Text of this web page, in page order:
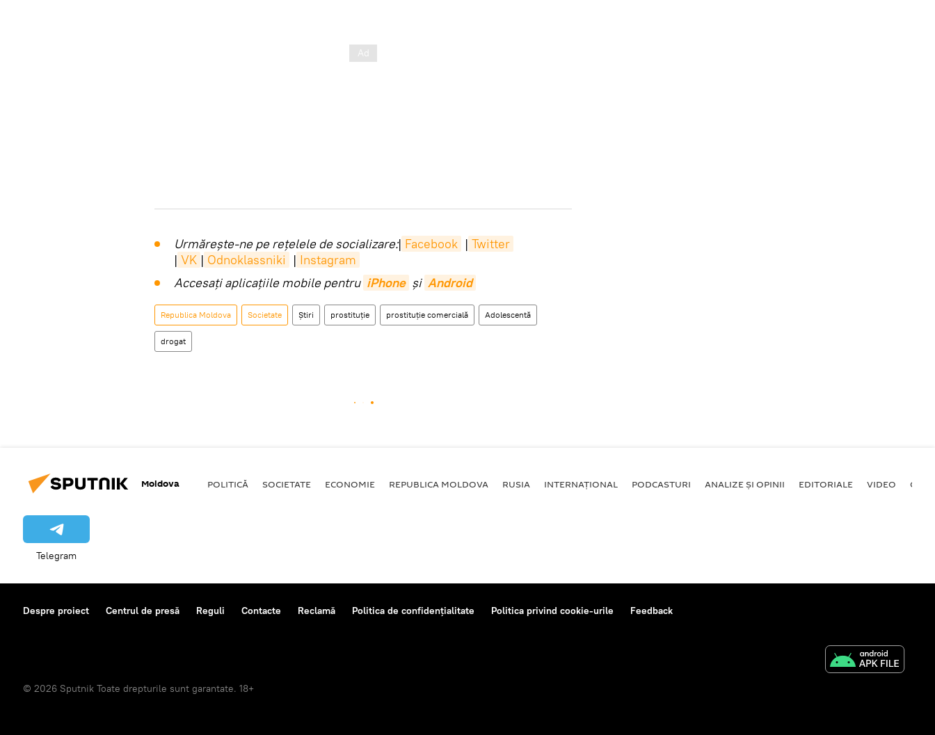
Urmărește-ne pe rețelele de socializare:| Facebook | Twitter
| VK | Odnoklassniki | Instagram
Accesaţi aplicaţiile mobile pentru iPhone și Android
Republica Moldova Societate Știri prostituție prostituție comercială Adolescentă
drogat
Moldova POLITICĂ SOCIETATE ECONOMIE REPUBLICA MOLDOVA RUSIA INTERNAȚIONAL PODCASTURI ANALIZE ȘI OPINII EDITORIALE VIDEO
Telegram
Despre proiect Centrul de presă Reguli Contacte Reclamă Politica de confidențialitate Politica privind cookie-urile Feedback
© 2026 Sputnik Toate drepturile sunt garantate. 18+